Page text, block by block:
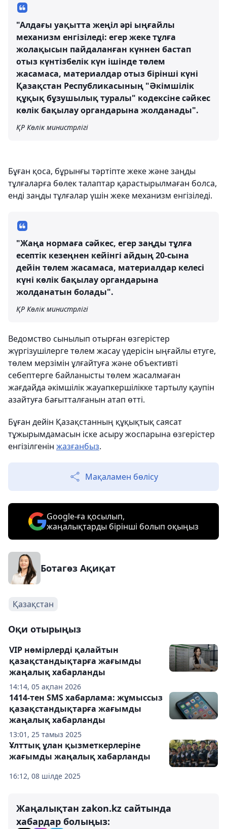
"Алдағы уақытта жеңіл әрі ыңғайлы
механизм енгізіледі: егер жеке тұлға
жолақысын пайдаланған күннен бастап
отыз күнтізбелік күн ішінде төлем
жасамаса, материалдар отыз бірінші күні
Қазақстан Республикасының "Әкімшілік
құқық бұзушылық туралы" кодексіне сәйкес
көлік бақылау органдарына жолданады".
ҚР Көлік министрлігі
Бұған қоса, бұрынғы тәртіпте жеке және заңды
тұлғаларға бөлек талаптар қарастырылмаған болса,
енді заңды тұлғалар үшін жеке механизм енгізіледі.
"Жаңа нормаға сәйкес, егер заңды тұлға
есептік кезеңнен кейінгі айдың 20-сына
дейін төлем жасамаса, материалдар келесі
күні көлік бақылау органдарына
жолданатын болады".
ҚР Көлік министрлігі
Ведомство сынылып отырған өзгерістер
жүргізушілерге төлем жасау үдерісін ыңғайлы етуге,
төлем мерзімін ұлғайтуға және объективті
себептерге байланысты төлем жасалмаған
жағдайда әкімшілік жауапкершілікке тартылу қаупін
азайтуға бағытталғанын атап өтті.
Бұған дейін Қазақстанның құқықтық саясат
тұжырымдамасын іске асыру жоспарына өзгерістер
енгізілгенін жазғанбыз.
Мақаламен бөлісу
Google-ға қосылып,
жаңалықтарды бірінші болып оқыңыз
Ботагөз Ақиқат
Қазақстан
Оқи отырыңыз
14:14, 05 ақпан 2026
VIP нөмірлерді қалайтын
қазақстандықтарға жағымды
жаңалық хабарланды
13:01, 25 тамыз 2025
1414-тен SMS хабарлама: жұмыссыз
қазақстандықтарға жағымды
жаңалық хабарланды
16:12, 08 шілде 2025
Ұлттық ұлан қызметкерлеріне
жағымды жаңалық хабарланды
Жаңалықтан zakon.kz сайтында
хабардар болыңыз: